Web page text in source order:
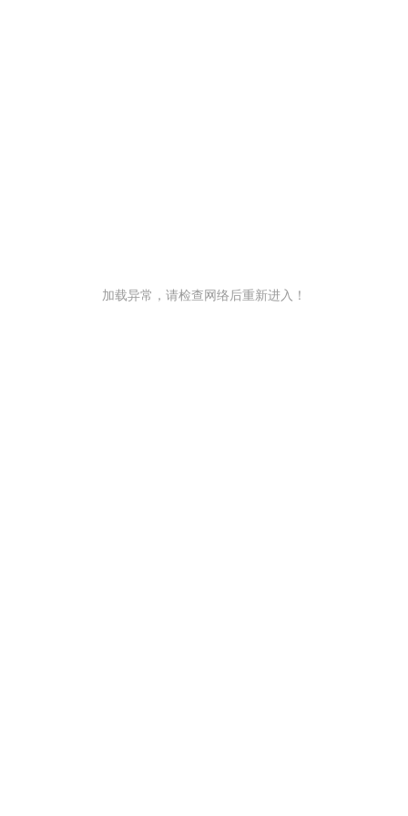
加载异常，请检查网络后重新进入！